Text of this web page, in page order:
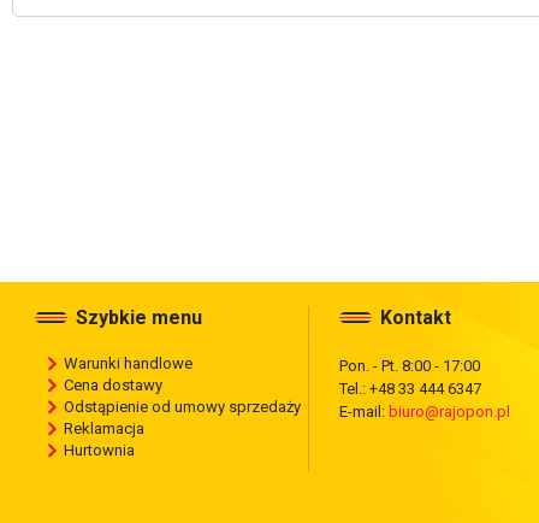
Szybkie menu
Warunki handlowe
Cena dostawy
Odstąpienie od umowy sprzedaży
Reklamacja
Hurtownia
Kontakt
Pon. - Pt. 8:00 - 17:00
Tel.: +48 33 444 6347
E-mail: biuro@rajopon.pl